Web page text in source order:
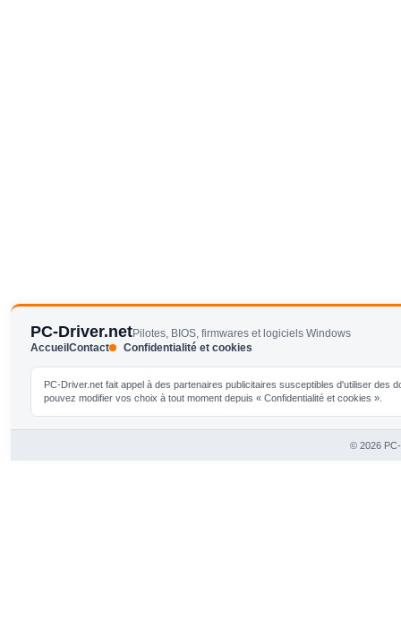
PC-Driver.netPilotes, BIOS, firmwares et logiciels Windows
AccueilContact Confidentialité et cookies
PC-Driver.net fait appel à des partenaires publicitaires susceptibles d'utiliser
pouvez modifier vos choix à tout moment depuis « Confidentialité et cookies ».
© 2026